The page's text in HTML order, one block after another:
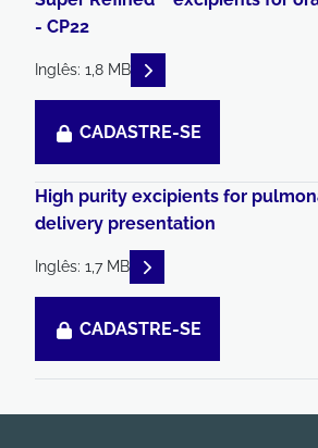
- CP22
Inglês: 1,8 MB READ DESCRIPTIONS
CADASTRE-SE
High purity excipients for
delivery presentation
Inglês: 1,7 MB READ DESCRIPTIONS
CADASTRE-SE